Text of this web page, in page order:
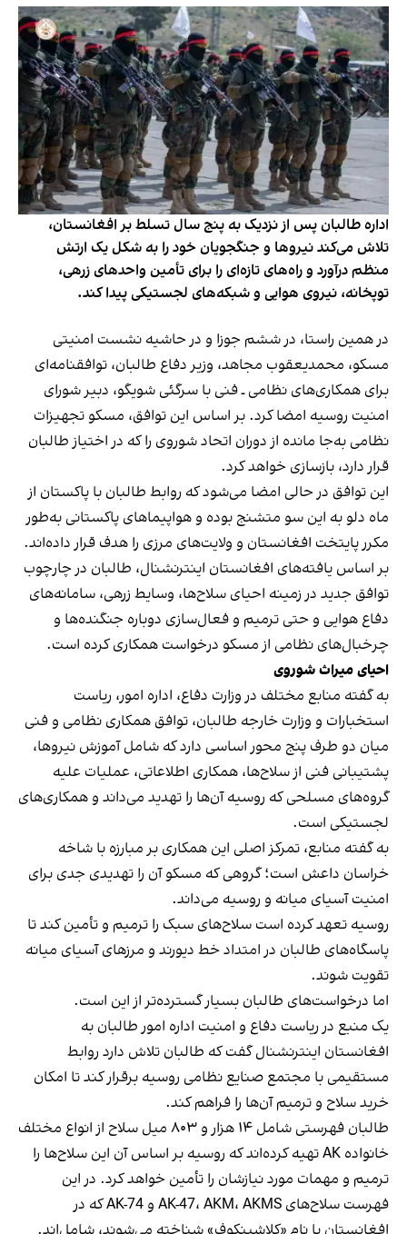
اداره طالبان پس از نزدیک به پنج سال تسلط بر افغانستان،
تلاش می‌کند نیروها و جنگجویان خود را به شکل یک ارتش
منظم درآورد و راه‌های تازه‌ای را برای تأمین واحدهای زرهی،
توپخانه، نیروی هوایی و شبکه‌های لجستیکی پیدا کند.
در همین راستا، در ششم جوزا و در حاشیه نشست امنیتی
مسکو، محمدیعقوب مجاهد، وزیر دفاع طالبان، توافقنامه‌ای
برای همکاری‌های نظامی ـ فنی با سرگئی شویگو، دبیر شورای
امنیت روسیه امضا کرد. بر اساس این توافق، مسکو تجهیزات
نظامی به‌جا مانده از دوران اتحاد شوروی را که در اختیاز طالبان
قرار دارد، بازسازی خواهد کرد.
این توافق در حالی امضا می‌شود که روابط طالبان با پاکستان از
ماه دلو به این سو متشنج بوده و هواپیماهای پاکستانی به‌طور
مکرر پایتخت افغانستان و ولایت‌های مرزی را هدف قرار داده‌اند.
بر اساس یافته‌های افغانستان اینترنشنال، طالبان در چارچوب
توافق جدید در زمینه احیای سلاح‌ها، وسایط زرهی، سامانه‌های
دفاع هوایی و حتی ترمیم و فعال‌سازی دوباره جنگنده‌ها و
چرخبال‌های نظامی از مسکو درخواست همکاری کرده است.
احیای میراث شوروی
به گفته منابع مختلف در وزارت دفاع، اداره امور، ریاست
استخبارات و وزارت خارجه طالبان، توافق همکاری نظامی و فنی
میان دو طرف پنج محور اساسی دارد که شامل آموزش نیروها،
پشتیبانی فنی از سلاح‌ها، همکاری اطلاعاتی، عملیات علیه
گروه‌های مسلحی که روسیه آن‌ها را تهدید می‌داند و همکاری‌های
لجستیکی است.
به گفته منابع، تمرکز اصلی این همکاری بر مبارزه با شاخه
خراسان داعش است؛ گروهی که مسکو آن را تهدیدی جدی برای
امنیت آسیای میانه و روسیه می‌داند.
روسیه تعهد کرده است سلاح‌های سبک را ترمیم و تأمین کند تا
پاسگاه‌های طالبان در امتداد خط دیورند و مرزهای آسیای میانه
تقویت شوند.
اما درخواست‌های طالبان بسیار گسترده‌تر از این است.
یک منبع در ریاست دفاع و امنیت اداره امور طالبان به
افغانستان اینترنشنال گفت که طالبان تلاش دارد روابط
مستقیمی با مجتمع صنایع نظامی روسیه برقرار کند تا امکان
خرید سلاح و ترمیم آن‌ها را فراهم کند.
طالبان فهرستی شامل ۱۴ هزار و ۸۰۳ میل سلاح از انواع مختلف
خانواده AK تهیه کرده‌اند که روسیه بر اساس آن این سلاح‌ها را
ترمیم و مهمات مورد نیازشان را تأمین خواهد کرد. در این
فهرست سلاح‌های AK-47، AKM، AKMS و AK-74 که در